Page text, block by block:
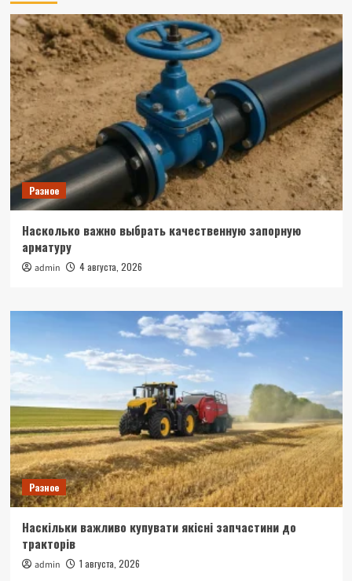
Разное
Насколько важно выбрать качественную запорную
арматуру
admin 4 августа, 2026
Разное
Наскільки важливо купувати якісні запчастини до
тракторів
admin 1 августа, 2026